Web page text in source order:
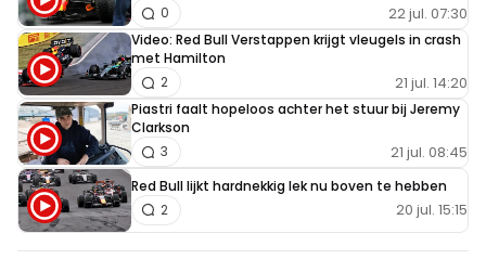
22 jul. 07:30
0
Video: Red Bull Verstappen krijgt vleugels in crash
met Hamilton
21 jul. 14:20
2
Piastri faalt hopeloos achter het stuur bij Jeremy
Clarkson
21 jul. 08:45
3
Red Bull lijkt hardnekkig lek nu boven te hebben
20 jul. 15:15
2